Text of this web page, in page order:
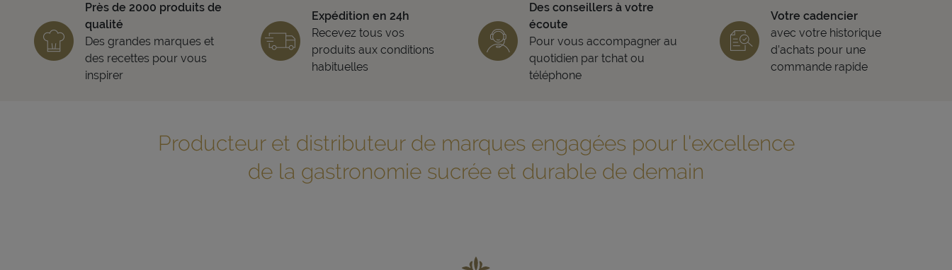
Près de 2000 produits de
qualité
Des grandes marques et
des recettes pour vous
inspirer
Expédition en 24h
Recevez tous vos
produits aux conditions
habituelles
Des conseillers à votre
écoute
Pour vous accompagner au
quotidien par tchat ou
téléphone
Votre cadencier
avec votre historique
d’achats pour une
commande rapide
Producteur et distributeur de marques engagées pour l'excellence
de la gastronomie sucrée et durable de demain